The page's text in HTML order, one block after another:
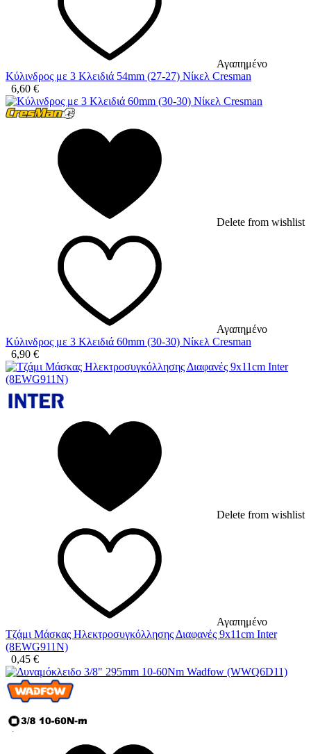
Αγαπημένο
Κύλινδρος με 3 Κλειδιά 54mm (27-27) Νίκελ Cresman
6,60 €
Delete from wishlist
Αγαπημένο
Κύλινδρος με 3 Κλειδιά 60mm (30-30) Νίκελ Cresman
6,90 €
Delete from wishlist
Αγαπημένο
Τζάμι Μάσκας Ηλεκτροσυγκόλλησης Διαφανές 9x11cm Inter
(8EWG911N)
0,45 €